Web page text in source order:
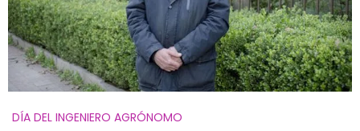
DÍA DEL INGENIERO AGRÓNOMO